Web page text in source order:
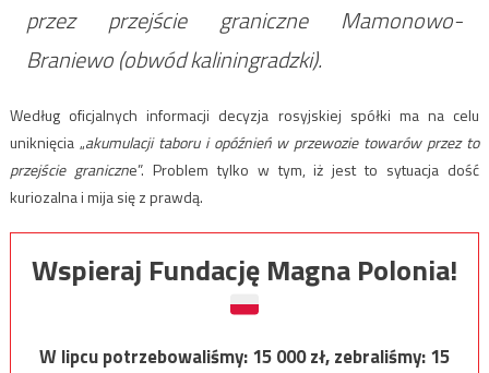
przez przejście graniczne Mamonowo-
Braniewo (obwód kaliningradzki).
Według oficjalnych informacji decyzja rosyjskiej spółki ma na celu
uniknięcia „akumulacji taboru i opóźnień w przewozie towarów przez to
przejście graniczne”. Problem tylko w tym, iż jest to sytuacja dość
kuriozalna i mija się z prawdą.
Wspieraj Fundację Magna Polonia!
W lipcu potrzebowaliśmy:15 000zł, zebraliśmy:15